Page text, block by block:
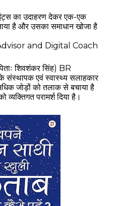
का उदाहरण देकर एक-एक
है और उसका समाधान खोजा है
and Digital Coach
शिवशंकर सिंह) BR
एवं स्वास्थ्य सलाहकार
जोड़ों को तलाक से बचाया है
परामर्श दिया है।